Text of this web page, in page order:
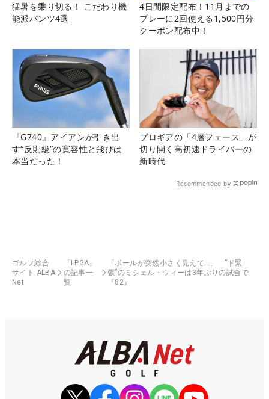
猛暑を乗り切る！ こだわり機
能派パンツ4選
4日間限定配布！11月までの
プレーに2回使える1,500円分
クーポン配布中！
『G740』アイアンが引き出
す“反則級”の寛容性と飛びは
本当だった！
プロギアの「4層フェース」が
切り開く高初速ドライバーの
新時代
Recommended by
ゴルフ総合
サイト ALBA
Net
「LPGA」
の記事一
覧
「ボールが突然小さく見えて…」 ”ド緊
張”のミシェル・ウィーは3年ぶりの試合で
『82』